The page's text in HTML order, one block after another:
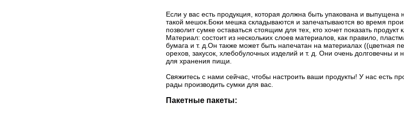
Если у вас есть продукция, которая должна быть упакована и выпущена
такой мешок.Боки мешка складываются и запечатываются во время
позволит сумке оставаться стоящим для тех, кто хочет показать продукт
Материал: состоит из нескольких слоев материалов, как правило,
бумага и т. д.Он также может быть напечатан на материалах ((цветная
орехов, закусок, хлебобулочных изделий и т. д. Они очень долговечны
для хранения пищи.
Свяжитесь с нами сейчас, чтобы настроить ваши продукты! У нас есть
рады производить сумки для вас.
Пакетные пакеты: